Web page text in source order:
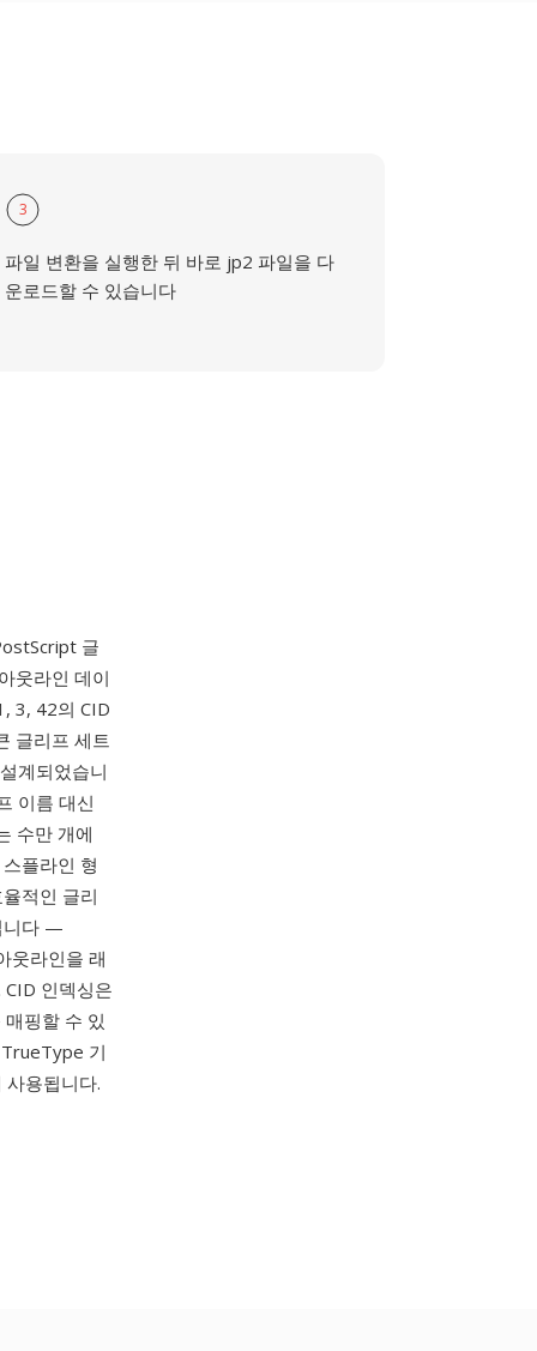
3
파일 변환을 실행한 뒤 바로 jp2 파일을 다
운로드할 수 있습니다
글
웃라인 데이
3, 42의 CID
글리프 세트
계되었습니
이름 대신
수만 개에
플라인 형
적인 글리
니다 —
웃라인을 래
인덱싱은
핑할 수 있
기
사용됩니다.